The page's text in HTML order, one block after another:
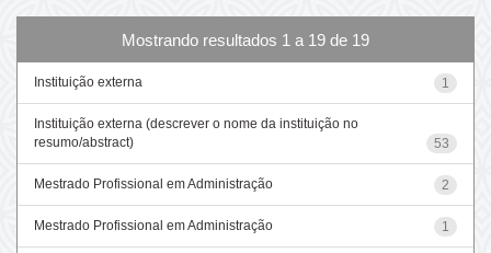
Mostrando resultados 1 a 19 de 19
Instituição externa 1
Instituição externa (descrever o nome da instituição no
resumo/abstract)
53
Mestrado Profissional em Administração 2
Mestrado Profissional em Administração 1